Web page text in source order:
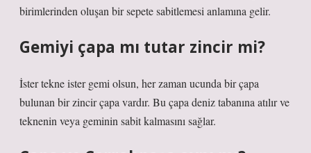
birimlerinden oluşan bir sepete sabitlemesi anlamına gelir.
Gemiyi çapa mı tutar zincir mi?
İster tekne ister gemi olsun, her zaman ucunda bir çapa
bulunan bir zincir çapa vardır. Bu çapa deniz tabanına atılır ve
teknenin veya geminin sabit kalmasını sağlar.